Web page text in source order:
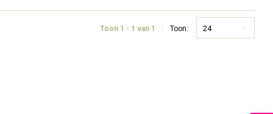
Toon 1 - 1 van 1 Toon: 24